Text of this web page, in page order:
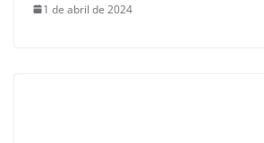
1 de abril de 2024